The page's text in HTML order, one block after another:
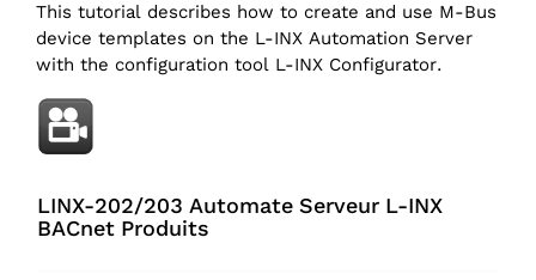
This tutorial describes how to create and use M-Bus
device templates on the L-INX Automation Server
with the configuration tool L-INX Configurator.
LINX-202/203 Automate Serveur L-INX
BACnet Produits